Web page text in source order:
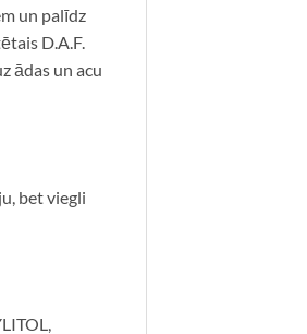
un palīdz
D.A.F.
ādas un acu
bet viegli